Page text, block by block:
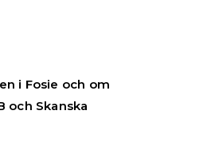
i Fosie och om
och Skanska